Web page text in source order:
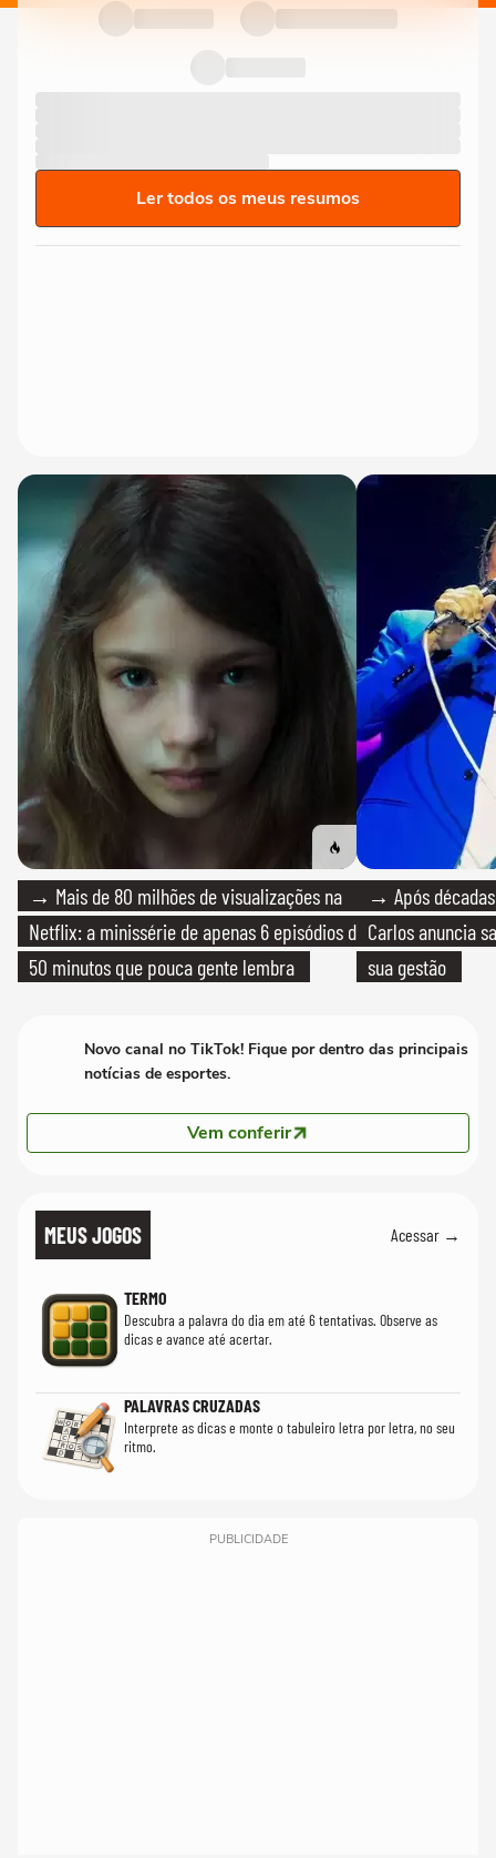
Ler todos os meus resumos
→ Mais de 80 milhões de visualizações na
Netflix: a minissérie de apenas 6 episódios de
50 minutos que pouca gente lembra
→ Após
Carlos anuncia
sua gestão
Novo canal no TikTok! Fique por dentro das principais
notícias de esportes.
Vem conferir
MEUS JOGOS Acessar →
TERMO
Descubra a palavra do dia em até 6 tentativas. Observe as
dicas e avance até acertar.
PALAVRAS CRUZADAS
Interprete as dicas e monte o tabuleiro letra por letra, no seu
ritmo.
PUBLICIDADE